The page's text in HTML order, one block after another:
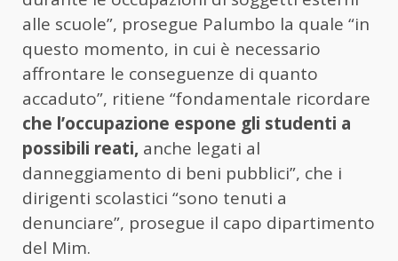
alle scuole”, prosegue Palumbo la quale “in
questo momento, in cui è necessario
affrontare le conseguenze di quanto
accaduto”, ritiene “fondamentale ricordare
che l’occupazione espone gli studenti a
possibili reati, anche legati al
danneggiamento di beni pubblici”, che i
dirigenti scolastici “sono tenuti a
denunciare”, prosegue il capo dipartimento
del Mim.